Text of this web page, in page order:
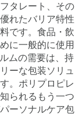
タレート、その
れたバリア特性
です。食品・飲
に一般的に使用
ムの需要は、持
ーな包装ソリュ
。ポリプロピレ
られるもう一つ
ーソナルケア包